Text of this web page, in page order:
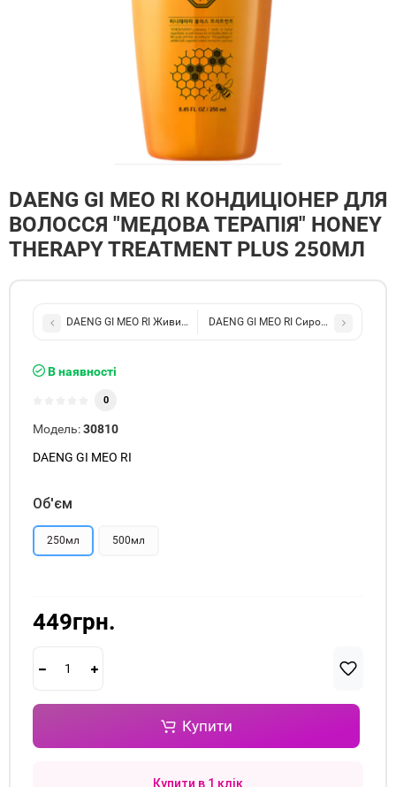
DAENG GI MEO RI КОНДИЦІОНЕР ДЛЯ
ВОЛОССЯ "МЕДОВА ТЕРАПІЯ" HONEY
THERAPY TREATMENT PLUS 250МЛ
DAENG GI MEO RI Живильний медовий шампунь для
DAENG GI MEO RI Сироватка для
В наявності
0
Модель:30810
DAENG GI MEO RI
Об'єм
250мл 500мл
449грн.
Купити
Купити в 1 клік